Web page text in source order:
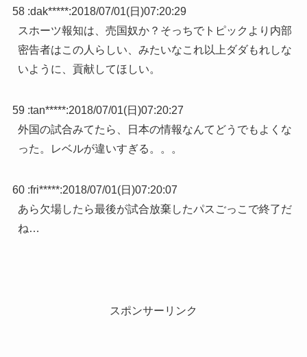
58 :dak*****:2018/07/01(日)07:20:29
スホーツ報知は、売国奴か？そっちでトピックより内部
密告者はこの人らしい、みたいなこれ以上ダダもれしな
いように、貢献してほしい。
59 :tan*****:2018/07/01(日)07:20:27
外国の試合みてたら、日本の情報なんてどうでもよくな
った。レベルが違いすぎる。。。
60 :fri*****:2018/07/01(日)07:20:07
あら欠場したら最後が試合放棄したパスごっこで終了だ
ね…
スポンサーリンク